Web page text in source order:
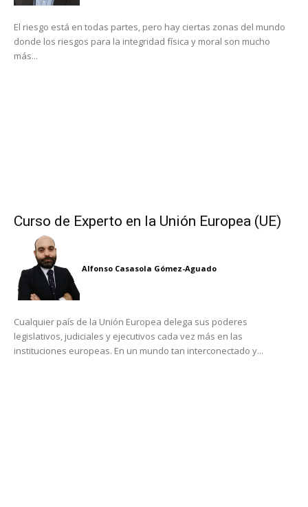
El riesgo está en todas partes, pero hay ciertas zonas del mundo
donde los riesgos para la integridad física y moral son mucho
más...
Curso de Experto en la Unión Europea (UE)
Alfonso Casasola Gómez-Aguado
Cualquier país de la Unión Europea delega sus poderes
legislativos, judiciales y ejecutivos cada vez más en las
instituciones europeas. En un mundo tan interconectado y...